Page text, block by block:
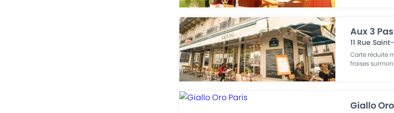
Aux 3
11 Rue
Carte réduite
fraises
Giallo